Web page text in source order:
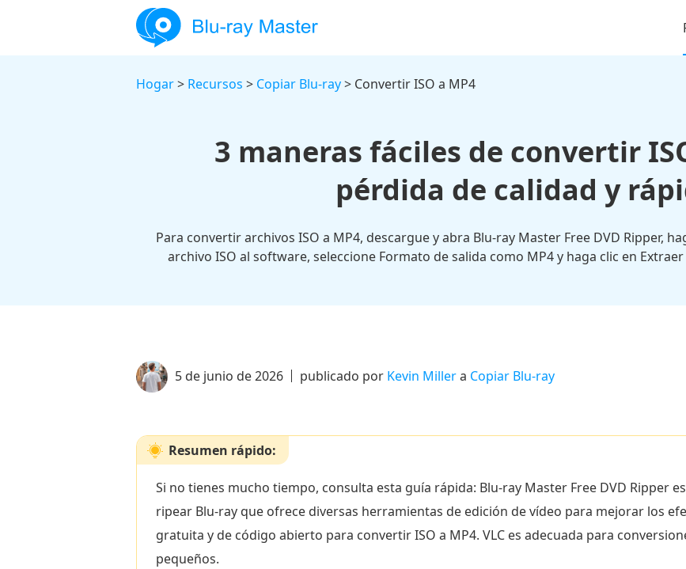
Hogar> Recursos > Copiar Blu-ray> Convertir ISO a MP4
3 maneras fáciles de convertir
pérdida de calidad y
Para convertir archivos ISO a MP4, descargue y abra Blu-ray Master Free DVD Ripper,
archivo ISO al software, seleccione Formato de salida como MP4 y haga clic en
5 de junio de 2026 publicado por Kevin Millera Copiar Blu-ray
Resumen rápido:
Si no tienes mucho tiempo, consulta esta guía rápida: Blu-ray Master Free DVD Ripper
ripear Blu-ray que ofrece diversas herramientas de edición de vídeo para mejorar los
gratuita y de código abierto para convertir ISO a MP4. VLC es adecuada para
pequeños.